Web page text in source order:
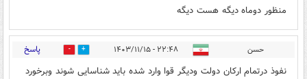
منظور دوماه دیگه هست دیگه
حسن ۲۲:۴۸ - ۱۴۰۳/۱۱/۱۵ 0 پاسخ
نفوذ درتمام ارکان دولت ودیگر قوا وارد شده باید شناسایی شوند وبرخورد